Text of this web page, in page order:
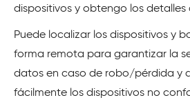
dispositivos y obtengo los detalles
Puede localizar los dispositivos y
forma remota para garantizar la
datos en caso de robo/pérdida y
fácilmente los dispositivos no